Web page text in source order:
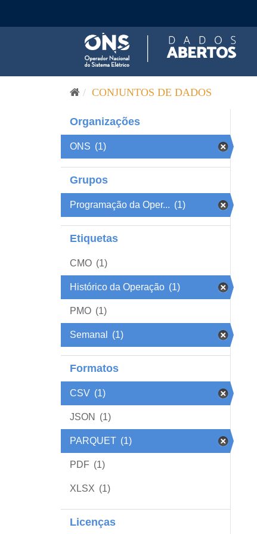
CONJUNTOS DE DADOS
Organizações
ONS (1)
Grupos
Programação da Oper... (1)
Etiquetas
CMO (1)
Histórico da Operação (1)
PMO (1)
Semanal (1)
Formatos
CSV (1)
JSON (1)
PARQUET (1)
PDF (1)
XLSX (1)
Licenças